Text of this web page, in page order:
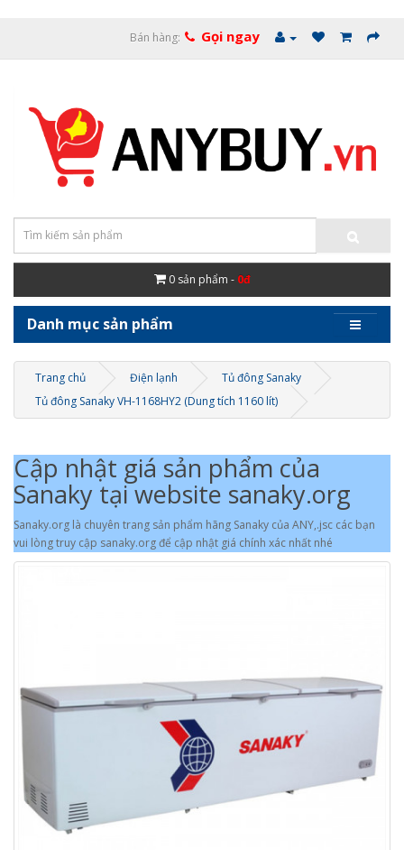
Bán hàng: Gọi ngay
0 sản phẩm - 0đ
Danh mục sản phẩm
Trang chủ Điện lạnh
Tủ đông Sanaky
Tủ đông Sanaky VH-1168HY2 (Dung tích 1160 lít)
Cập nhật giá sản phẩm của
Sanaky tại website sanaky.org
Sanaky.org là chuyên trang sản phẩm hãng Sanaky của ANY,.jsc các bạn
vui lòng truy cập sanaky.org để cập nhật giá chính xác nhất nhé